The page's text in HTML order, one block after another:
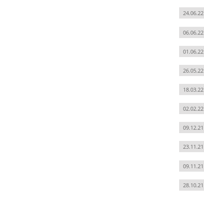
24.06.22
06.06.22
01.06.22
26.05.22
18.03.22
02.02.22
09.12.21
23.11.21
09.11.21
28.10.21